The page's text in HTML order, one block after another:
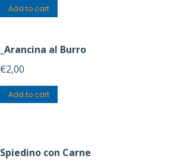
Add to cart
_Arancina al Burro
€2,00
Add to cart
Spiedino con Carne